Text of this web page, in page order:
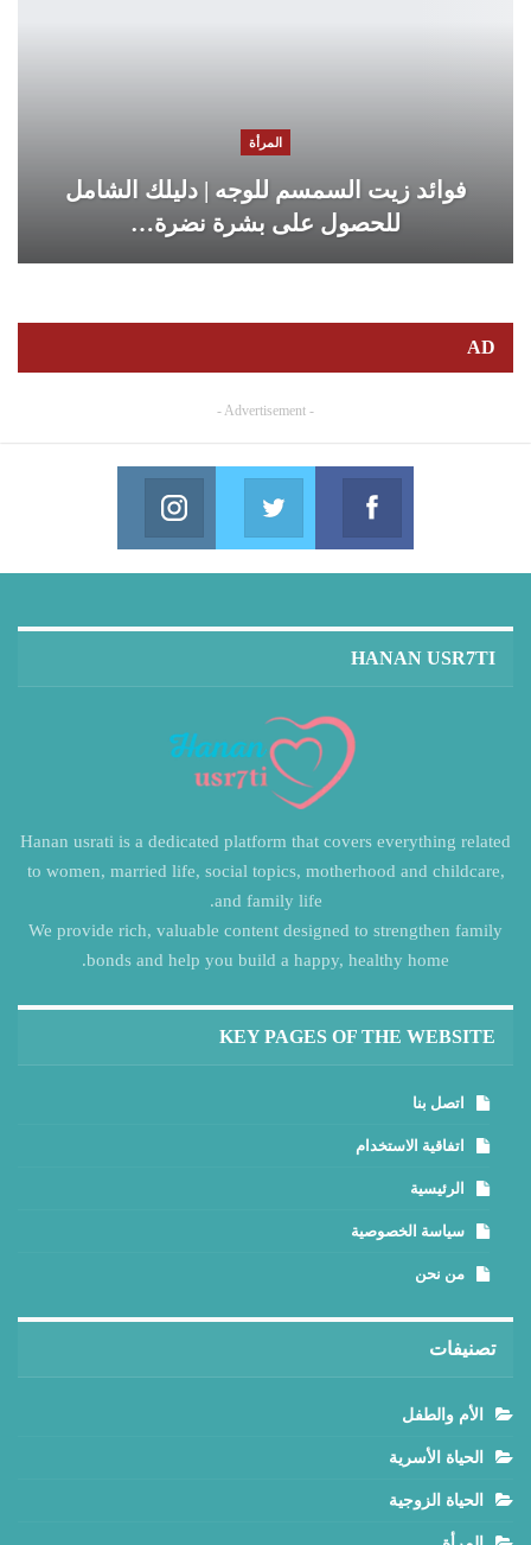
المرأة
فوائد زيت السمسم للوجه | دليلك الشامل
للحصول على بشرة نضرة…
AD
- Advertisement -
Facebook
Join us on Facebook
Twitter
Join us on Twitter
HANAN USR7TI
Hanan usrati is a dedicated platform that covers everything related
to women, married life, social topics, motherhood and childcare,
and family life.
We provide rich, valuable content designed to strengthen family
bonds and help you build a happy, healthy home.
KEY PAGES OF THE WEBSITE
اتصل بنا
اتفاقية الاستخدام
الرئيسية
سياسة الخصوصية
من نحن
تصنيفات
الأم والطفل
الحياة الأسرية
الحياة الزوجية